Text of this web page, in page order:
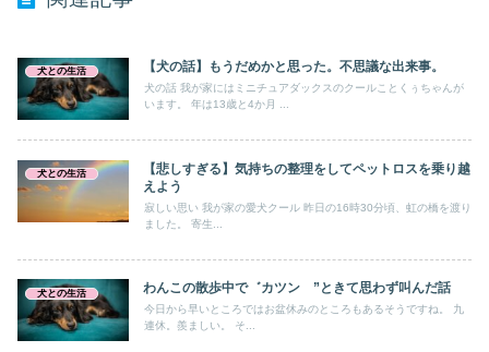
犬との生活 【犬の話】もうだめかと思った。不思議な出来事。
犬の話 我が家にはミニチュアダックスのクールことくぅちゃんが
います。 年は13歳と4か月 ...
犬との生活
【悲しすぎる】気持ちの整理をしてペットロスを乗り越
えよう
寂しい思い 我が家の愛犬クール 昨日の16時30分頃、虹の橋を渡り
ました。 寄生...
犬との生活 わんこの散歩中で゛カツン ”ときて思わず叫んだ話
今日から早いところではお盆休みのところもあるそうですね。 九
連休。羨ましい。 そ...